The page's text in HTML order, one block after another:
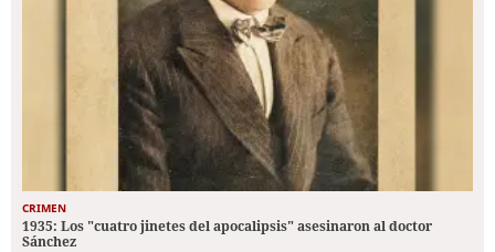
CRIMEN
1935: Los "cuatro jinetes del apocalipsis" asesinaron al doctor
Sánchez